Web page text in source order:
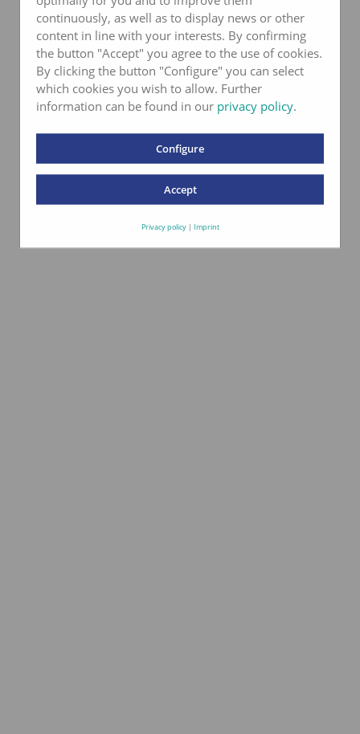
continuously, as well as to display news or other
content in line with your interests. By confirming
the button "Accept" you agree to the use of cookies.
By clicking the button "Configure" you can select
which cookies you wish to allow. Further
information can be found in our privacy policy.
Configure
Accept
Privacy policy| Imprint